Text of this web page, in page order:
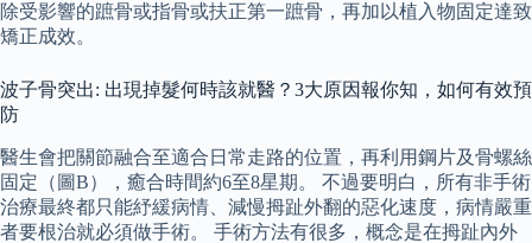
除受影響的蹠骨或指骨或扶正第一蹠骨，再加以植入物固定達致
矯正成效。
波子骨突出: 出現掉髮何時該就醫？3大原因報你知，如何有效預
防
醫生會把關節融合至適合日常走路的位置，再利用鋼片及骨螺絲
固定（圖B），癒合時間約6至8星期。 不過要明白，所有非手術
治療最終都只能紓緩病情、減慢拇趾外翻的惡化速度，病情嚴重
者要根治就必須做手術。 手術方法有很多，概念是在拇趾內外